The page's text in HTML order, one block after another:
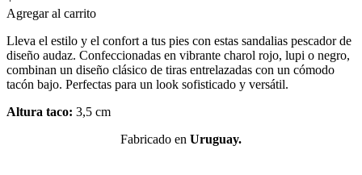
Agregar al carrito
Lleva el estilo y el confort a tus pies con estas sandalias pescador de
diseño audaz. Confeccionadas en vibrante charol rojo, lupi o negro,
combinan un diseño clásico de tiras entrelazadas con un cómodo
tacón bajo. Perfectas para un look sofisticado y versátil.
Altura taco: 3,5 cm
Fabricado en Uruguay.